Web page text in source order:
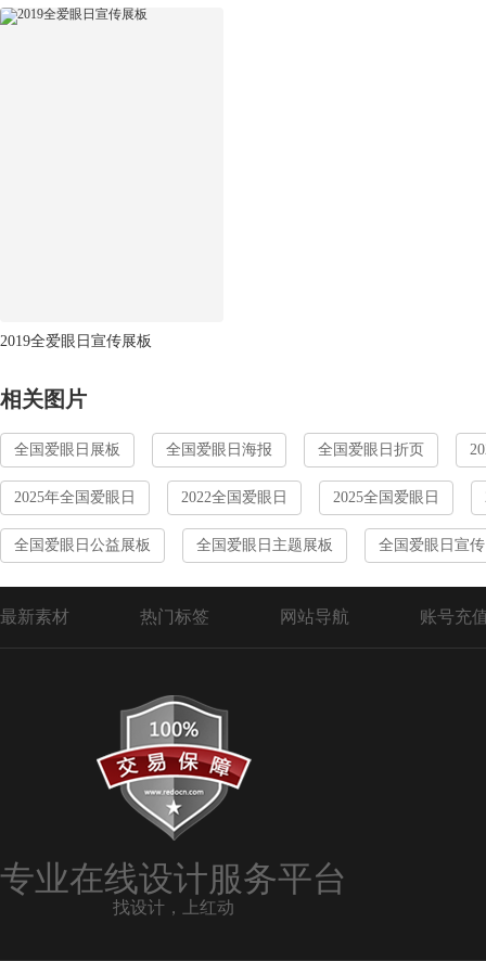
2019全爱眼日宣传展板
相关图片
全国爱眼日展板 全国爱眼日海报 全国爱眼日折页
2025年全国爱眼日 2022全国爱眼日 2025全国爱眼日
全国爱眼日公益展板 全国爱眼日主题展板 全国爱眼日宣传
最新素材 热门标签 网站导航 账号充
专业在线设计服务平台
找设计，上红动